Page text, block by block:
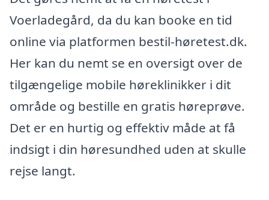
Voerladegård, da du kan booke en tid
online via platformen bestil-høretest.dk.
Her kan du nemt se en oversigt over de
tilgængelige mobile høreklinikker i dit
område og bestille en gratis høreprøve.
Det er en hurtig og effektiv måde at få
indsigt i din høresundhed uden at skulle
rejse langt.